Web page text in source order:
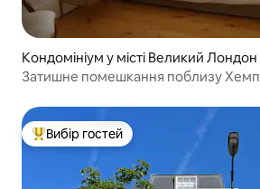
Кондомініум у місті Великий Лондон
Затишне помешкання поблизу
Топ вибір гостей
Вибір гостей